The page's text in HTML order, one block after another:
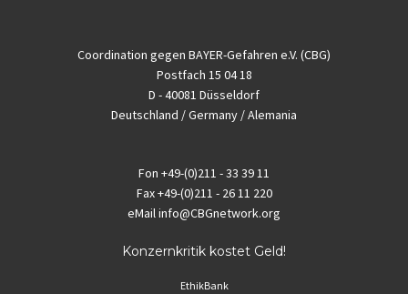
Coordination gegen BAYER-Gefahren e.V. (CBG)
Postfach 15 04 18
D - 40081 Düsseldorf
Deutschland / Germany / Alemania
Fon +49-(0)211 - 33 39 11
Fax+49-(0)211 - 26 11 220
eMailinfo@CBGnetwork.org
Konzernkritik kostet Geld!
EthikBank